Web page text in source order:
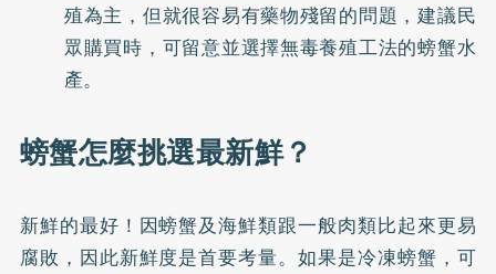
殖為主，但就很容易有藥物殘留的問題，建議民
眾購買時，可留意並選擇無毒養殖工法的螃蟹水
產。
螃蟹怎麼挑選最新鮮？
新鮮的最好！因螃蟹及海鮮類跟一般肉類比起來更易
腐敗，因此新鮮度是首要考量。如果是冷凍螃蟹，可